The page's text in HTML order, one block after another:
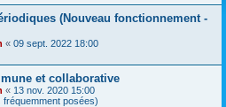
(Nouveau fonctionnement -
« 09 sept. 2022 18:00
et collaborative
« 13 nov. 2020 15:00
fréquemment posées)